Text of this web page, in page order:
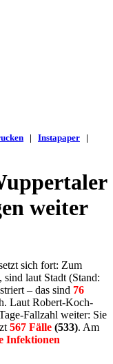
| Instapaper |
weiter
sich fort: Zum
, sind laut Stadt (Stand:
– das sind 76
Laut Robert-Koch-
Fallzahl weiter: Sie
567 Fälle (533). Am
Infektionen